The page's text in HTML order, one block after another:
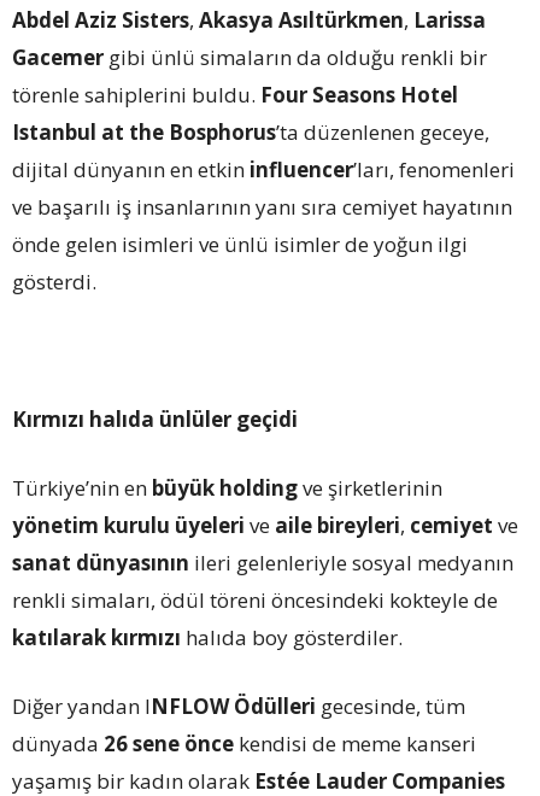
Abdel Aziz Sisters, Akasya Asıltürkmen, Larissa
Gacemer gibi ünlü simaların da olduğu renkli bir
törenle sahiplerini buldu. Four Seasons Hotel
Istanbul at the Bosphorus’ta düzenlenen geceye,
dijital dünyanın en etkin influencer’ları, fenomenleri
ve başarılı iş insanlarının yanı sıra cemiyet hayatının
önde gelen isimleri ve ünlü isimler de yoğun ilgi
gösterdi.
Kırmızı halıda ünlüler geçidi
Türkiye’nin en büyük holdingve şirketlerinin
yönetim kurulu üyeleri ve aile bireyleri, cemiyet ve
sanat dünyasının ileri gelenleriyle sosyal medyanın
renkli simaları, ödül töreni öncesindeki kokteyle de
katılarak kırmızı halıda boy gösterdiler.
Diğer yandan INFLOW Ödülleri gecesinde, tüm
dünyada 26 sene önce kendisi de meme kanseri
yaşamış bir kadın olarak Estée Lauder Companies